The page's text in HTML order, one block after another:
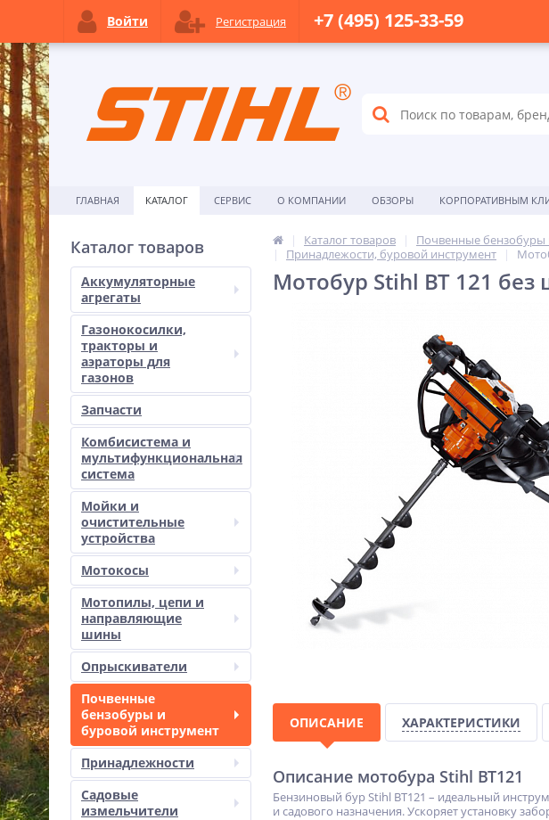
ГЛАВНАЯ КАТАЛОГ СЕРВИС О КОМПАНИИ ОБЗОРЫ КОРПОРАТИВНЫМ
Каталог товаров
Аккумуляторные
агрегаты
Газонокосилки,
тракторы и
аэраторы для
газонов
Запчасти
Комбисистема и
мультифункциональная
система
Мойки и
очистительные
устройства
Мотокосы
Мотопилы, цепи и
направляющие
шины
Опрыскиватели
Почвенные
бензобуры и
буровой инструмент
Принадлежности
Садовые
измельчители
Каталог товаров
Почвенные бензобуры
Принадлежости, буровой инструмент
Мотобур Stihl BT 121 без
ОПИСАНИЕ ХАРАКТЕРИСТИКИ
Описание мотобура Stihl BT121
Бензиновый бур Stihl BT121 – идеальный
и садового назначения. Ускоряет установку
Войти Регистрация +7 (495) 125-33-59